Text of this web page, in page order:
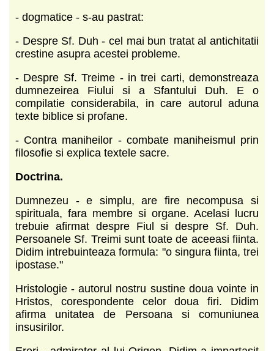
- dogmatice - s-au pastrat:
- Despre Sf. Duh - cel mai bun tratat al antichitatii
crestine asupra acestei probleme.
- Despre Sf. Treime - in trei carti, demonstreaza
dumnezeirea Fiului si a Sfantului Duh. E o
compilatie considerabila, in care autorul aduna
texte biblice si profane.
- Contra maniheilor - combate maniheismul prin
filosofie si explica textele sacre.
Doctrina.
Dumnezeu - e simplu, are fire necompusa si
spirituala, fara membre si organe. Acelasi lucru
trebuie afirmat despre Fiul si despre Sf. Duh.
Persoanele Sf. Treimi sunt toate de aceeasi fiinta.
Didim intrebuinteaza formula: "o singura fiinta, trei
ipostase."
Hristologie - autorul nostru sustine doua vointe in
Hristos, corespondente celor doua firi. Didim
afirma unitatea de Persoana si comuniunea
insusirilor.